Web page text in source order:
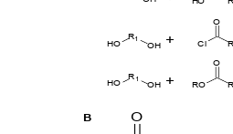
Cl
O
+
RO
O
+
B O
R1
O
H OH
R 1
O
H OH